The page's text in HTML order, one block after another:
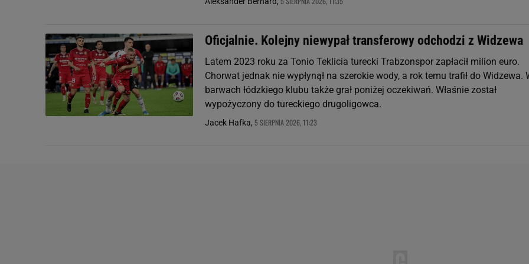
Oficjalnie. Kolejny niewypał transferowy odchodzi z Widzewa
Latem 2023 roku za Tonio Teklicia turecki Trabzonspor zapłacił milion euro.
Chorwat jednak nie wypłynął na szerokie wody, a rok temu trafił do Widzewa.
barwach łódzkiego klubu także grał poniżej oczekiwań. Właśnie został
wypożyczony do tureckiego drugoligowca.
Jacek Hafka, 5 SIERPNIA 2026, 11:23